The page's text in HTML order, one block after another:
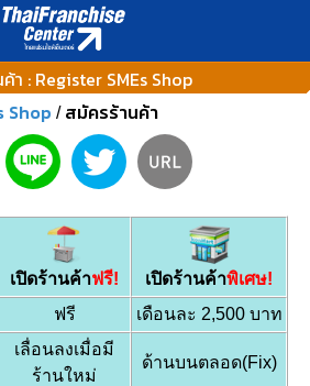
า : Register SMEs Shop
Shop / สมัครร้านค้า
เปิดร้านค้าฟรี! เปิดร้านค้าพิเศษ!
ฟรี เดือนละ 2,500 บาท
เลื่อนลงเมื่อมี
ร้านใหม่
ด้านบนตลอด(Fix)